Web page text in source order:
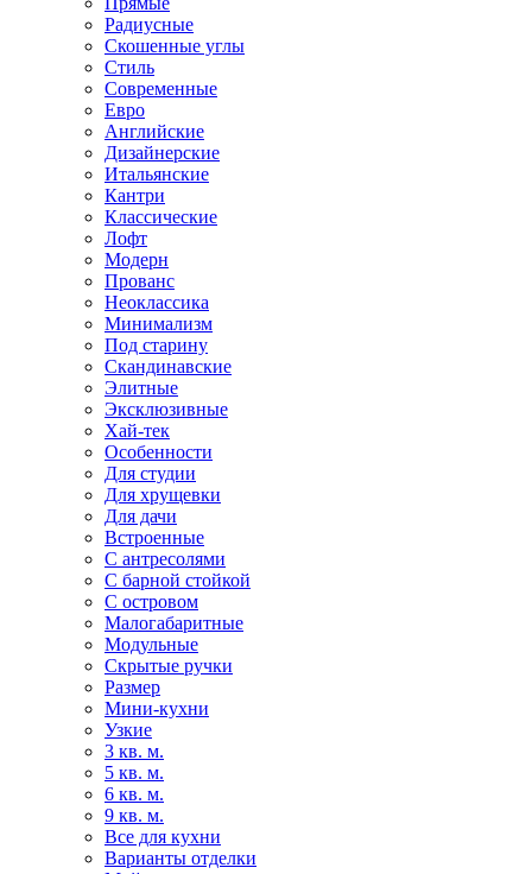
Радиусные
Скошенные углы
Стиль
Современные
Евро
Английские
Дизайнерские
Итальянские
Кантри
Классические
Лофт
Модерн
Прованс
Неоклассика
Минимализм
Под старину
Скандинавские
Элитные
Эксклюзивные
Хай-тек
Особенности
Для студии
Для хрущевки
Для дачи
Встроенные
С антресолями
С барной стойкой
С островом
Малогабаритные
Модульные
Скрытые ручки
Размер
Мини-кухни
Узкие
3 кв. м.
5 кв. м.
6 кв. м.
9 кв. м.
Все для кухни
Варианты отделки